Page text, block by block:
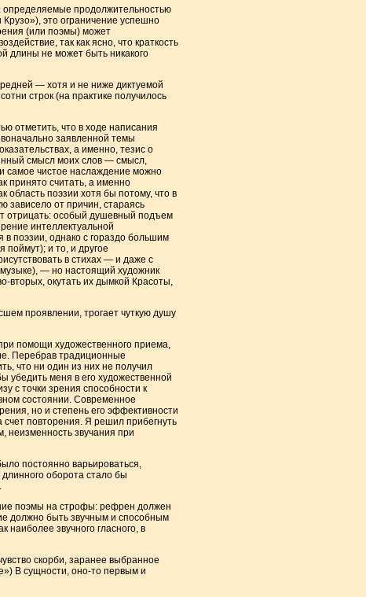
определяемые продолжительностью
это ограничение успешно
(или поэмы) может
так как ясно, что краткость
длины не может быть никакого
— хотя и не ниже диктуемой
строк (на практике получилось
отметить, что в ходе написания
заявленной темы
а именно, тезис о
смысл моих слов — смысл,
самое чистое наслаждение можно
принято считать, а именно
область поэзии хотя бы потому, что в
зависело от причин, стараясь
отрицать: особый душевный подъем
интеллектуальной
в поэзии, однако с гораздо большим
поймут); и то, и другое
в стихах — и даже с
музыке), — но настоящий художник
вторых, окутать их дымкой Красоты,
проявлении, трогает чуткую душу
помощи художественного приема,
Перебрав традиционные
что ни один из них не получил
убедить меня в его художественной
с точки зрения способности к
состоянии. Современное
но и степень его эффективности
повторения. Я решил прибегнуть
неизменность звучания при
постоянно варьироваться,
оборота стало бы
поэмы на строфы: рефрен должен
должно быть звучным и способным
звучного гласного, в
скорби, заранее выбранное
В сущности, оно-то первым и